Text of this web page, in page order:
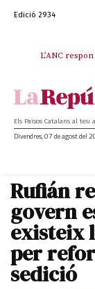
Edició 2934
L’ANC respon
SOS Costa
Els Països Catalans al teu
Divendres, 07 de agost del
Rufián
govern
existeix
per
sedició